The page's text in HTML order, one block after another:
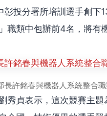
彰投分署所培訓選手創下
職類中包辦前4名，將有
許銘春與機器人系統整合職
秀貞表示，這次競賽主